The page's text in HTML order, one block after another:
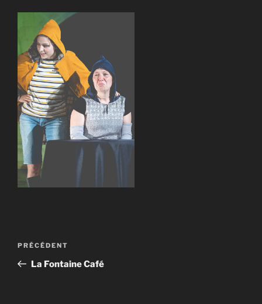
Navigation
l’article
Article
précédent
PRÉCÉDENT
La Fontaine Café